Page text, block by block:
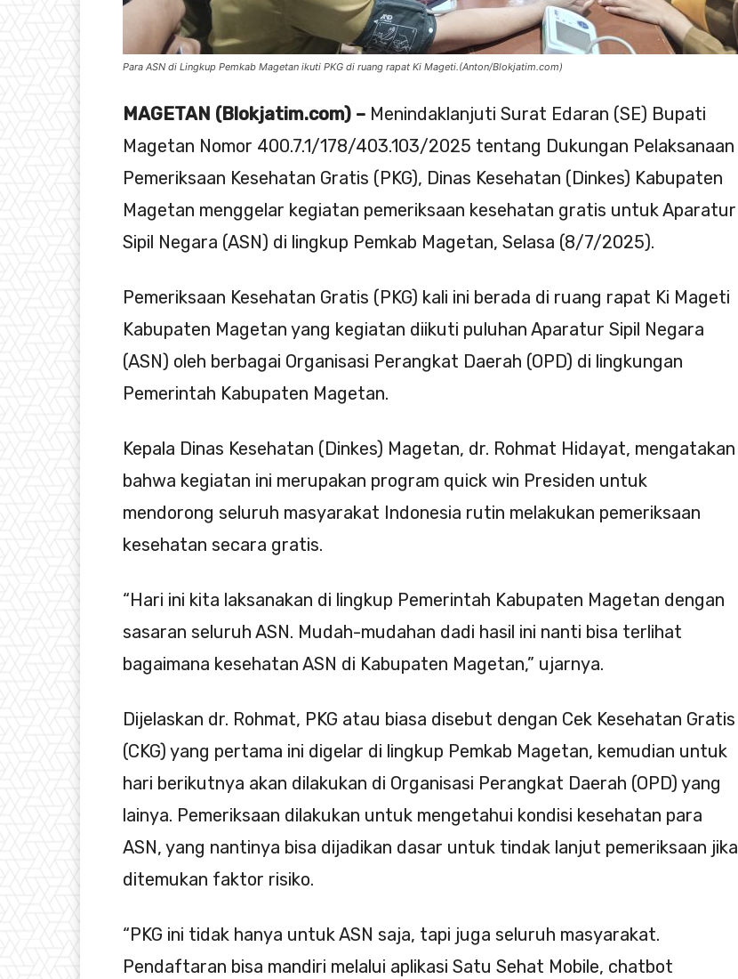
Para ASN di Lingkup Pemkab Magetan ikuti PKG di ruang rapat Ki Mageti.(Anton/Blokjatim.com)
MAGETAN (Blokjatim.com) – Menindaklanjuti Surat Edaran (SE) Bupati
Magetan Nomor 400.7.1/178/403.103/2025 tentang Dukungan Pelaksanaan
Pemeriksaan Kesehatan Gratis (PKG), Dinas Kesehatan (Dinkes) Kabupaten
Magetan menggelar kegiatan pemeriksaan kesehatan gratis untuk Aparatur
Sipil Negara (ASN) di lingkup Pemkab Magetan, Selasa (8/7/2025).
Pemeriksaan Kesehatan Gratis (PKG) kali ini berada di ruang rapat Ki Mageti
Kabupaten Magetan yang kegiatan diikuti puluhan Aparatur Sipil Negara
(ASN) oleh berbagai Organisasi Perangkat Daerah (OPD) di lingkungan
Pemerintah Kabupaten Magetan.
Kepala Dinas Kesehatan (Dinkes) Magetan, dr. Rohmat Hidayat, mengatakan
bahwa kegiatan ini merupakan program quick win Presiden untuk
mendorong seluruh masyarakat Indonesia rutin melakukan pemeriksaan
kesehatan secara gratis.
“Hari ini kita laksanakan di lingkup Pemerintah Kabupaten Magetan dengan
sasaran seluruh ASN. Mudah-mudahan dadi hasil ini nanti bisa terlihat
bagaimana kesehatan ASN di Kabupaten Magetan,” ujarnya.
Dijelaskan dr. Rohmat, PKG atau biasa disebut dengan Cek Kesehatan Gratis
(CKG) yang pertama ini digelar di lingkup Pemkab Magetan, kemudian untuk
hari berikutnya akan dilakukan di Organisasi Perangkat Daerah (OPD) yang
lainya. Pemeriksaan dilakukan untuk mengetahui kondisi kesehatan para
ASN, yang nantinya bisa dijadikan dasar untuk tindak lanjut pemeriksaan jika
ditemukan faktor risiko.
“PKG ini tidak hanya untuk ASN saja, tapi juga seluruh masyarakat.
Pendaftaran bisa mandiri melalui aplikasi Satu Sehat Mobile, chatbot